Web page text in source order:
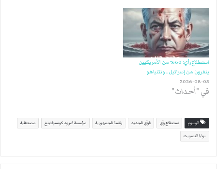
استطلاع رأي: 60% من الأمريكيين
ينفرون من إسرائيل.. ونتنياهو
2026-08-05
في "أحداث"
الوسوم استطلاع رأي الرأي الجديد رئاسة الجمهورية مؤسسة امرود كونسولتينغ مصداقية
نوايا التصويت